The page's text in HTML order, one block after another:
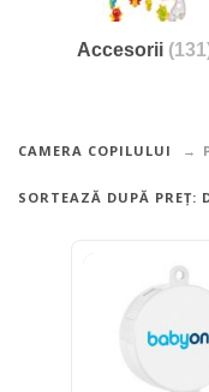
Accesorii
CAMERA COPILULUI
SORTEAZĂ DUPĂ PREȚ: